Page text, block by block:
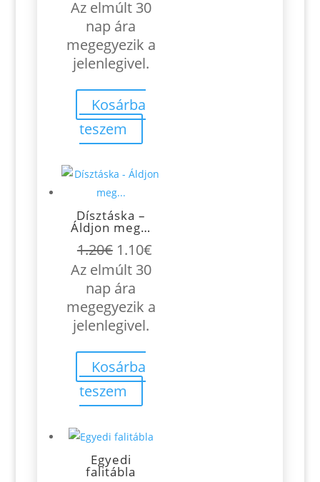
Az elmúlt 30
nap ára
megegyezik a
jelenlegivel.
Kosárba
teszem
Dísztáska –
Áldjon meg…
1.20€ Original
price
was:
1.20€.
1.10€Current
price
1.10€.
Az elmúlt 30
nap ára
megegyezik a
jelenlegivel.
Kosárba
teszem
Egyedi
falitábla